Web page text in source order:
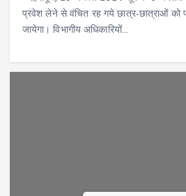
प्रवेश लेने से वंचित रह गये छात्र-छात्राओं को
जायेगा। विभागीय अधिकारियों…